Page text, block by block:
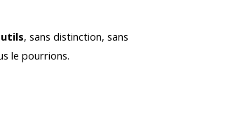
, sans distinction, sans
le pourrions.